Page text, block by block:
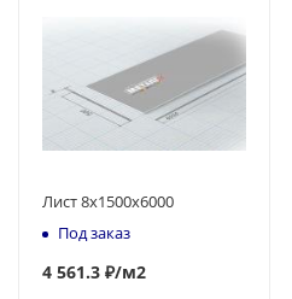
Лист 8х1500х6000
Под заказ
4 561.3 ₽/м2